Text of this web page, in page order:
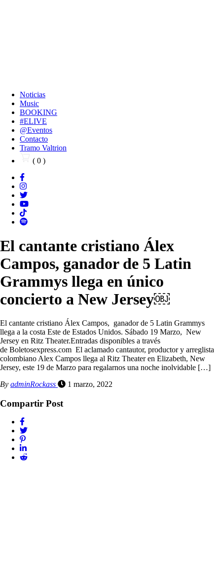
Noticias
Music
BOOKING
#ELIVE
@Eventos
Contacto
Tramo Valtrion
( 0 )
El cantante cristiano Álex
Campos, ganador de 5 Latin
Grammys llega en único
concierto a New Jersey￼
El cantante cristiano Álex Campos, ganador de 5 Latin Grammys
llega a la costa Este de Estados Unidos. Sábado 19 Marzo, New
Jersey en Ritz Theater.Entradas disponibles a través
de Boletosexpress.com El aclamado cantautor, productor y arreglista
colombiano Alex Campos llega al Ritz Theater en Elizabeth, New
Jersey, este 19 de Marzo para regalarnos una noche inolvidable […]
By adminRockass 1 marzo, 2022
Compartir Post